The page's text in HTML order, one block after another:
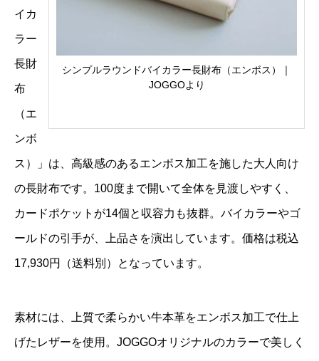
シンプルラウンドバイカラー長財布（エンボス）｜
JOGGOより
イカ
ラー
長財
布
（エ
ンボ
ス）」は、高級感のあるエンボス加工を施した大人向け
の長財布です。100度まで開いて全体を見渡しやすく、
カードポケットが14個と収容力も抜群。バイカラーやゴ
ールドの引手が、上品さを演出しています。価格は税込
17,930円（送料別）となっています。
素材には、上質で柔らかい牛本革をエンボス加工で仕上
げたレザーを使用。JOGGOオリジナルのカラーで美しく